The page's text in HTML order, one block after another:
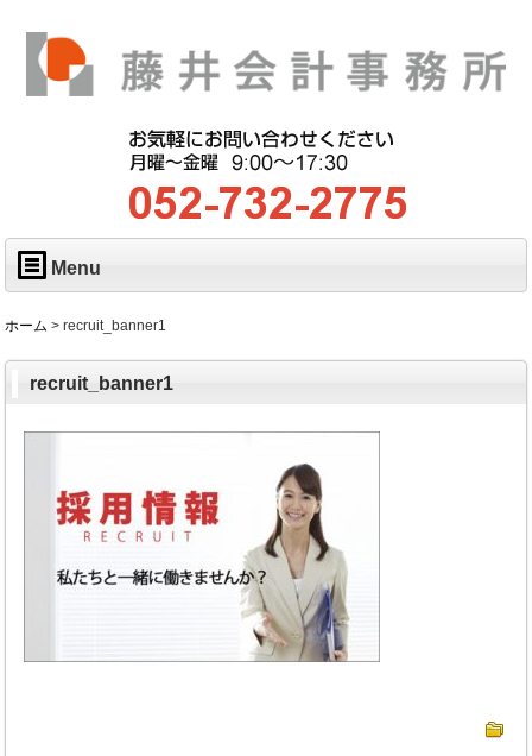
Menu
ホーム >recruit_banner1
recruit_banner1